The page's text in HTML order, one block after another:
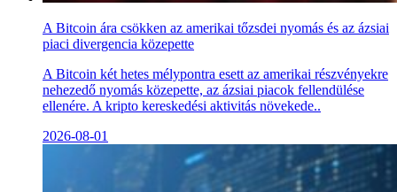
A Bitcoin ára csökken az amerikai tőzsdei nyomás és az ázsiai
piaci divergencia közepette
A Bitcoin két hetes mélypontra esett az amerikai részvényekre
nehezedő nyomás közepette, az ázsiai piacok fellendülése
ellenére. A kripto kereskedési aktivitás növekede..
2026-08-01